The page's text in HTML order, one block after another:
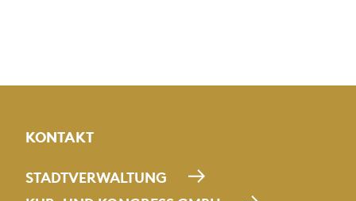
KONTAKT
STADTVERWALTUNG